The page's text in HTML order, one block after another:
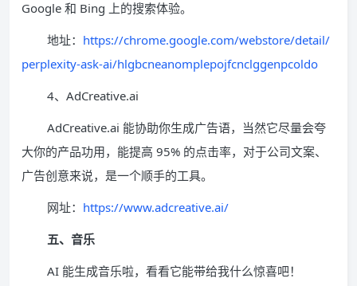
Google 和 Bing 上的搜索体验。
地址： https://chrome.google.com/webstore/detail/
perplexity-ask-ai/hlgbcneanomplepojfcnclggenpcoldo
4、AdCreative.ai
AdCreative.ai 能协助你生成广告语，当然它尽量会夸
大你的产品功用，能提高 95% 的点击率，对于公司文案、
广告创意来说，是一个顺手的工具。
网址： https://www.adcreative.ai/
五、音乐
AI 能生成音乐啦，看看它能带给我什么惊喜吧！